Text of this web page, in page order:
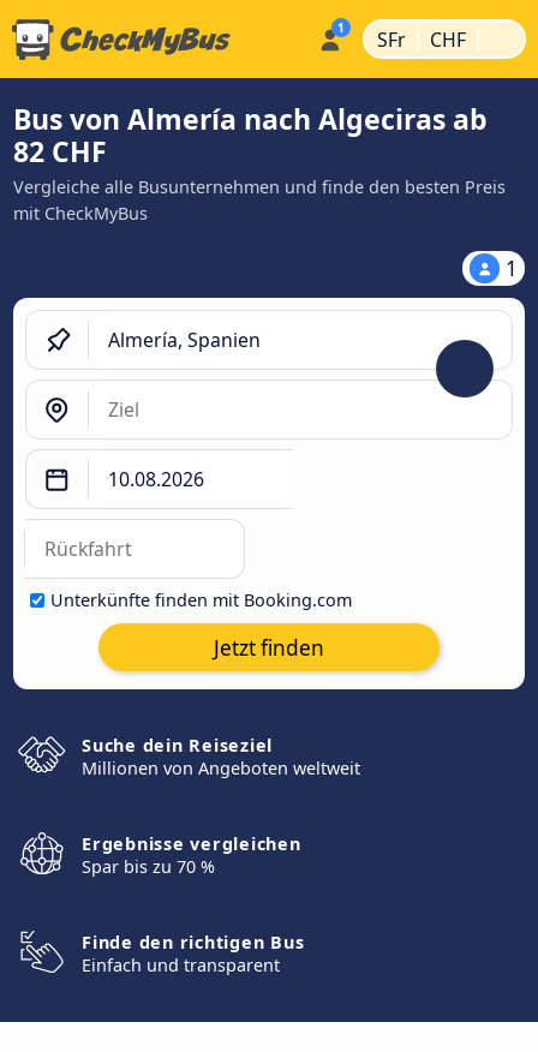
SFr | CHF |
Bus von Almería nach Algeciras ab
82 CHF
Vergleiche alle Busunternehmen und finde den besten Preis
mit CheckMyBus
1
Unterkünfte finden mit Booking.com
Jetzt finden
Suche dein Reiseziel
Millionen von Angeboten weltweit
Ergebnisse vergleichen
Spar bis zu 70 %
Finde den richtigen Bus
Einfach und transparent